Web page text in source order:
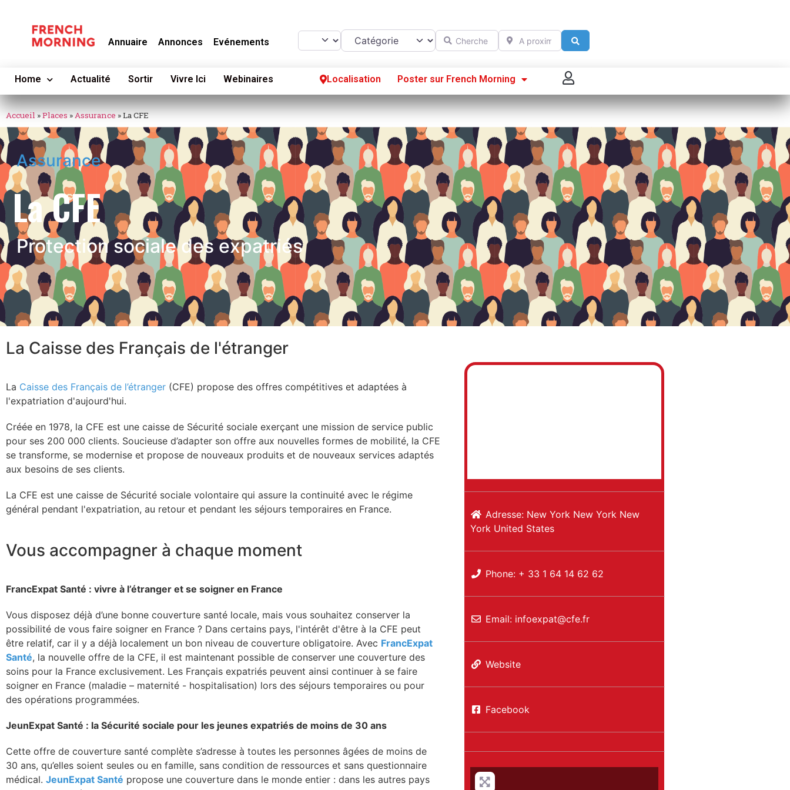
Annuaire Annonces Evénements
Select search type
Catégorie Chercher A proximité de
Home Actualité Sortir Vivre Ici Webinaires Localisation Poster sur French Morning
Se connecter
S’enregistrer
Poster sur French Morning
Accueil »Places »Assurance »La CFE
Assurance
La CFE
Protection sociale des expatriés
La Caisse des Français de l'étranger
La Caisse des Français de l’étranger (CFE) propose des offres compétitives et adaptées à
l'expatriation d'aujourd'hui.
Créée en 1978, la CFE est une caisse de Sécurité sociale exerçant une mission de service public
pour ses 200 000 clients. Soucieuse d’adapter son offre aux nouvelles formes de mobilité, la CFE
se transforme, se modernise et propose de nouveaux produits et de nouveaux services adaptés
aux besoins de ses clients.
La CFE est une caisse de Sécurité sociale volontaire qui assure la continuité avec le régime
général pendant l'expatriation, au retour et pendant les séjours temporaires en France.
Vous accompagner à chaque moment
FrancExpat Santé : vivre à l’étranger et se soigner en France
Vous disposez déjà d’une bonne couverture santé locale, mais vous souhaitez conserver la
possibilité de vous faire soigner en France ? Dans certains pays, l'intérêt d'être à la CFE peut
être relatif, car il y a déjà localement un bon niveau de couverture obligatoire. Avec FrancExpat
Santé, la nouvelle offre de la CFE, il est maintenant possible de conserver une couverture des
soins pour la France exclusivement. Les Français expatriés peuvent ainsi continuer à se faire
soigner en France (maladie – maternité - hospitalisation) lors des séjours temporaires ou pour
des opérations programmées.
JeunExpat Santé : la Sécurité sociale pour les jeunes expatriés de moins de 30 ans
Cette offre de couverture santé complète s’adresse à toutes les personnes âgées de moins de
30 ans, qu’elles soient seules ou en famille, sans condition de ressources et sans questionnaire
médical. JeunExpat Santé propose une couverture dans le monde entier : dans les autres pays
Adresse: New York New York New
York United States
Phone: + 33 1 64 14 62 62
Email: infoexpat@cfe.fr
Website
Facebook